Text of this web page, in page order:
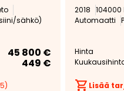
sähkö)
45 800 €
449 €
2018 104000
Automaatti
Hinta
Lisää